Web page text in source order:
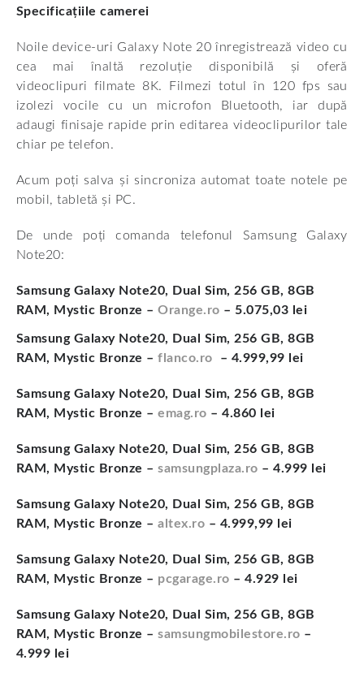
Specificațiile camerei
Noile device-uri Galaxy Note 20 înregistrează video cu
cea mai înaltă rezoluție disponibilă și oferă
videoclipuri filmate 8K. Filmezi totul în 120 fps sau
izolezi vocile cu un microfon Bluetooth, iar după
adaugi finisaje rapide prin editarea videoclipurilor tale
chiar pe telefon.
Acum poți salva și sincroniza automat toate notele pe
mobil, tabletă și PC.
De unde poți comanda telefonul Samsung Galaxy
Note20:
Samsung Galaxy Note20, Dual Sim, 256 GB, 8GB
RAM, Mystic Bronze –Orange.ro – 5.075,03 lei
Samsung Galaxy Note20, Dual Sim, 256 GB, 8GB
RAM, Mystic Bronze –flanco.ro – 4.999,99 lei
Samsung Galaxy Note20, Dual Sim, 256 GB, 8GB
RAM, Mystic Bronze –emag.ro – 4.860 lei
Samsung Galaxy Note20, Dual Sim, 256 GB, 8GB
RAM, Mystic Bronze –samsungplaza.ro – 4.999 lei
Samsung Galaxy Note20, Dual Sim, 256 GB, 8GB
RAM, Mystic Bronze –altex.ro – 4.999,99 lei
Samsung Galaxy Note20, Dual Sim, 256 GB, 8GB
RAM, Mystic Bronze – pcgarage.ro – 4.929 lei
Samsung Galaxy Note20, Dual Sim, 256 GB, 8GB
RAM, Mystic Bronze –samsungmobilestore.ro –
4.999 lei